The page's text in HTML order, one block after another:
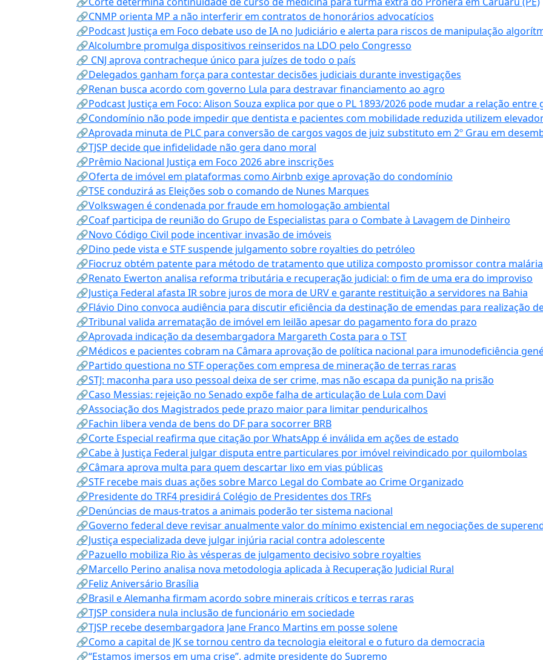
🔗CNMP orienta MP a não interferir em contratos de honorários advocatícios
🔗Podcast Justiça em Foco debate uso de IA no Judiciário e alerta para riscos de manipulação
🔗Alcolumbre promulga dispositivos reinseridos na LDO pelo Congresso
🔗 CNJ aprova contracheque único para juízes de todo o país
🔗Delegados ganham força para contestar decisões judiciais durante investigações
🔗Renan busca acordo com governo Lula para destravar financiamento ao agro
🔗Podcast Justiça em Foco: Alison Souza explica por que o PL 1893/2026 pode mudar a relação
🔗Condomínio não pode impedir que dentista e pacientes com mobilidade reduzida utilizem
🔗Aprovada minuta de PLC para conversão de cargos vagos de juiz substituto em 2º Grau em
🔗TJSP decide que infidelidade não gera dano moral
🔗Prêmio Nacional Justiça em Foco 2026 abre inscrições
🔗Oferta de imóvel em plataformas como Airbnb exige aprovação do condomínio
🔗TSE conduzirá as Eleições sob o comando de Nunes Marques
🔗Volkswagen é condenada por fraude em homologação ambiental
🔗Coaf participa de reunião do Grupo de Especialistas para o Combate à Lavagem de Dinheiro
🔗Novo Código Civil pode incentivar invasão de imóveis
🔗Dino pede vista e STF suspende julgamento sobre royalties do petróleo
🔗Fiocruz obtém patente para método de tratamento que utiliza composto promissor contra
🔗Renato Ewerton analisa reforma tributária e recuperação judicial: o fim de uma era do improviso
🔗Justiça Federal afasta IR sobre juros de mora de URV e garante restituição a servidores na Bahia
🔗Flávio Dino convoca audiência para discutir eficiência da destinação de emendas para realização
🔗Tribunal valida arrematação de imóvel em leilão apesar do pagamento fora do prazo
🔗Aprovada indicação da desembargadora Margareth Costa para o TST
🔗Médicos e pacientes cobram na Câmara aprovação de política nacional para imunodeficiência
🔗Partido questiona no STF operações com empresa de mineração de terras raras
🔗STJ: maconha para uso pessoal deixa de ser crime, mas não escapa da punição na prisão
🔗Caso Messias: rejeição no Senado expõe falha de articulação de Lula com Davi
🔗Associação dos Magistrados pede prazo maior para limitar penduricalhos
🔗Fachin libera venda de bens do DF para socorrer BRB
🔗Corte Especial reafirma que citação por WhatsApp é inválida em ações de estado
🔗Cabe à Justiça Federal julgar disputa entre particulares por imóvel reivindicado por quilombolas
🔗Câmara aprova multa para quem descartar lixo em vias públicas
🔗STF recebe mais duas ações sobre Marco Legal do Combate ao Crime Organizado
🔗Presidente do TRF4 presidirá Colégio de Presidentes dos TRFs
🔗Denúncias de maus-tratos a animais poderão ter sistema nacional
🔗Governo federal deve revisar anualmente valor do mínimo existencial em negociações de
🔗Justiça especializada deve julgar injúria racial contra adolescente
🔗Pazuello mobiliza Rio às vésperas de julgamento decisivo sobre royalties
🔗Marcello Perino analisa nova metodologia aplicada à Recuperação Judicial Rural
🔗Feliz Aniversário Brasília
🔗Brasil e Alemanha firmam acordo sobre minerais críticos e terras raras
🔗TJSP considera nula inclusão de funcionário em sociedade
🔗TJSP recebe desembargadora Jane Franco Martins em posse solene
🔗Como a capital de JK se tornou centro da tecnologia eleitoral e o futuro da democracia
🔗“Estamos imersos em uma crise”, admite presidente do Supremo